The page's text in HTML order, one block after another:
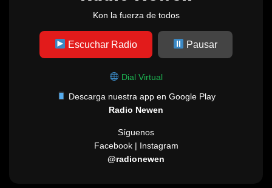
Kon la fuerza de todos
Escuchar Radio Pausar
Dial Virtual
Descarga nuestra app en Google Play
Radio Newen
Síguenos
Facebook | Instagram
@radionewen